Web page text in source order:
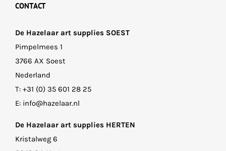
CONTACT
De Hazelaar art supplies SOEST
Pimpelmees 1
3766 AX Soest
Nederland
T: +31 (0) 35 601 28 25
E: info@hazelaar.nl
De Hazelaar art supplies HERTEN
Kristalweg 6